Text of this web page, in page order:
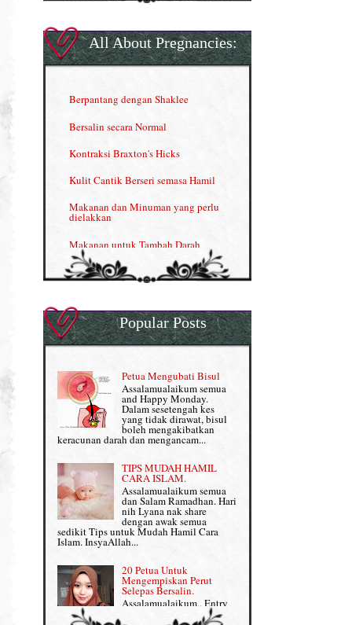
Gla Complex (II)
Herbal Blend the Magic Cream
Nutrisi untuk Ikhtiar Hamil
OMEGA GUARD
Omega Guard: EPA & DHA for kids
OSTEMATRIX
Pantang Larang dalam Pengambilan
Vitamin
Penjagaan Rambut: Prosante Hair Care
Persediaan Haji & Umrah
Review Part 1: Shaklee bagus ke?
Review Part 2: Shaklee's Slimming Set
Review Part 3: Shaklee's Beauty Set
Senggugut dan Sindrom PMS
Set Berpantang Shaklee
Set Mighty Gems
Set Shaklee yang HOT SELLING
All About Pregnancies:
Berpantang dengan Shaklee
Bersalin secara Normal
Kontraksi Braxton's Hicks
Kulit Cantik Berseri semasa Hamil
Makanan dan Minuman yang perlu
dielakkan
Makanan untuk Tambah Darah
Masalah HB rendah?
Normal VS Czer
Pemakanan Semasa Hamil
Penyusuan Bayi
Perkembangan Minda Bayi
Supplement untuk Kehamilan
Popular Posts
Petua Mengubati Bisul
Assalamualaikum semua
and Happy Monday.
Dalam sesetengah kes
yang tidak dirawat, bisul
boleh mengakibatkan
keracunan darah dan mengancam...
TIPS MUDAH HAMIL
CARA ISLAM.
Assalamualaikum semua
dan Salam Ramadhan. Hari
nih Lyana nak share
dengan awak semua
sedikit Tips untuk Mudah Hamil Cara
Islam. InsyaAllah...
20 Petua Untuk
Mengempiskan Perut
Selepas Bersalin.
Assalamualaikum.. Entry
ini khusus Lyana share